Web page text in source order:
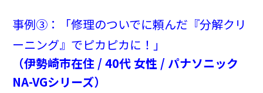
事例③：「修理のついでに頼んだ『分解クリ
ーニング』でピカピカに！」
（伊勢崎市在住 / 40代 女性 / パナソニック
NA-VGシリーズ）